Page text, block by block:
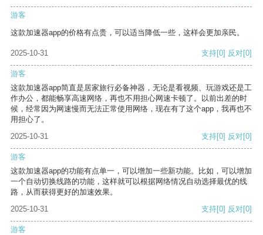
游客
这款加速器app的价格有点贵，可以适当降低一些，这样会更加亲民。
2025-10-31 支持[0] 反对[0]
游客
这款加速器app简直是居家旅行必备神器，无论是看视频、玩游戏还是工
作办公，都能畅享高速网络，再也不用担心网速卡顿了。以前出差的时
候，经常因为网速慢而无法正常使用网络，现在有了这个app，我再也不
用担心了。
2025-10-31
支持[0] 反对[0]
游客
这款加速器app的功能有点单一，可以增加一些新功能。比如，可以增加
一个自动切换线路的功能，这样就可以根据网络情况自动选择最优的线
路，从而获得更好的加速效果。
2025-10-31
支持[0] 反对[0]
游客